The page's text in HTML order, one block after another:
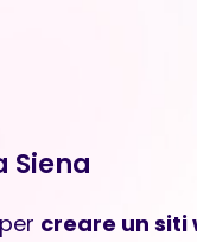
Siena
creare un siti